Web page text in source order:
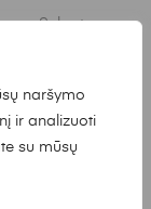
naršymo
ir analizuoti
su mūsų
Sukurta: